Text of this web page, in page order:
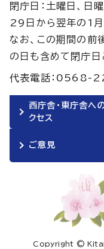
閉庁日：土曜日、日
29日から翌年の1月
なお、この期間の前
の日も含めて閉庁日
代表電話：0568-
西庁舎・東庁舎へ
クセス
ご意見
Copyright ©